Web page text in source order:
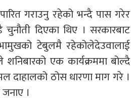
गराउनु रहेको भन्दै पास गरेर
दिएका थिए । सरकारबाट
टेबुलमै रहेकोलेदेउवालाई
एक कार्यक्रममा बोल्दै
दाहालको ठोस धारणा माग गरे ।
।